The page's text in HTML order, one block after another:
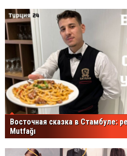
Восточная сказка в Стамбуле:
Mutfağı